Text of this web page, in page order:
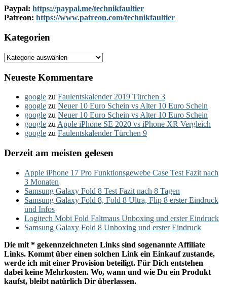
Paypal: https://paypal.me/technikfaultier
Patreon: https://www.patreon.com/technikfaultier
Kategorien
Kategorien
Neueste Kommentare
google zu Faulentskalender 2019 Türchen 3
google zu Neuer 10 Euro Schein vs Alter 10 Euro Schein
google zu Neuer 10 Euro Schein vs Alter 10 Euro Schein
google zu Apple iPhone SE 2020 vs iPhone XR Vergleich
google zu Faulentskalender Türchen 9
Derzeit am meisten gelesen
Apple iPhone 17 Pro Funktionsgewebe Case Test Fazit nach
3 Monaten
Samsung Galaxy Fold 8 Test Fazit nach 8 Tagen
Samsung Galaxy Fold 8, Fold 8 Ultra, Flip 8 erster Eindruck
und Infos
Logitech Mobi Fold Faltmaus Unboxing und erster Eindruck
Samsung Galaxy Fold 8 Unboxing und erster Eindruck
Die mit * gekennzeichneten Links sind sogenannte Affiliate
Links. Kommt über einen solchen Link ein Einkauf zustande,
werde ich mit einer Provision beteiligt. Für Dich entstehen
dabei keine Mehrkosten. Wo, wann und wie Du ein Produkt
kaufst, bleibt natürlich Dir überlassen.